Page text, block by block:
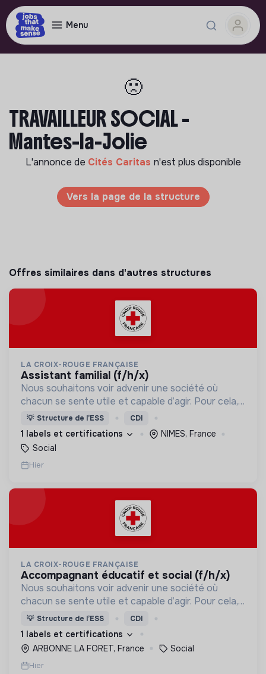
Menu
🙁
TRAVAILLEUR SOCIAL -
Mantes-la-Jolie
L'annonce de Cités Caritas n'est plus disponible
Vers la page de la structure
Offres similaires dans d'autres structures
LA CROIX-ROUGE FRANÇAISE
assistant familial (f/h/x)
Nous souhaitons voir advenir une société où
chacun se sente utile et capable d’agir. Pour cela,
nous proposons des moyens et des lieux
d’engagement innovants et adaptés à tous.
💡 Structure de l’ESS CDI
1 labels et certifications
NIMES, France
Social
Hier
LA CROIX-ROUGE FRANÇAISE
accompagnant éducatif et social (f/h/x)
Nous souhaitons voir advenir une société où
chacun se sente utile et capable d’agir. Pour cela,
nous proposons des moyens et des lieux
d’engagement innovants et adaptés à tous.
💡 Structure de l’ESS CDI
1 labels et certifications
ARBONNE LA FORET, France
Social
Hier